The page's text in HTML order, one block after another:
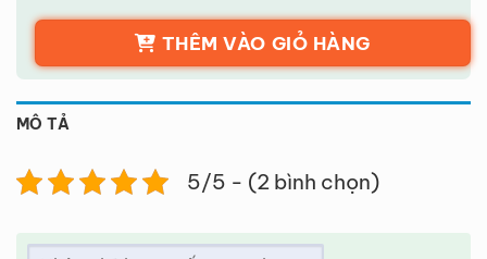
THÊM VÀO GIỎ HÀNG
MÔ TẢ
5/5 - (2 bình chọn)